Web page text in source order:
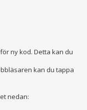
ny kod. Detta kan du
kan du tappa
nedan: